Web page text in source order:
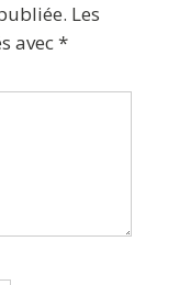
Les
avec*